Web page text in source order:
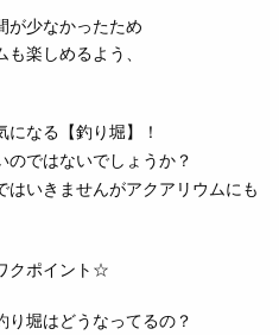
が少なかったため
楽しめるよう、
なる【釣り堀】！
ではないでしょうか？
いきませんがアクアリウムにも
クポイント☆
堀はどうなってるの？